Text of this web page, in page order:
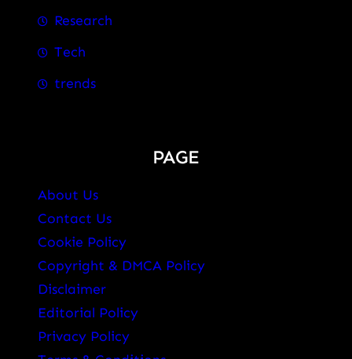
Research
Tech
trends
PAGE
About Us
Contact Us
Cookie Policy
Copyright & DMCA Policy
Disclaimer
Editorial Policy
Privacy Policy